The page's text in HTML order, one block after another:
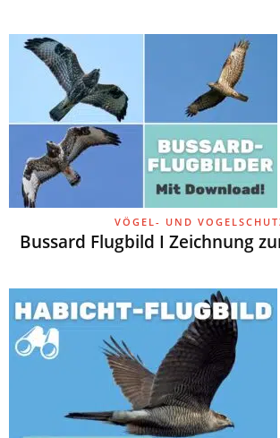
VÖGEL- UND
Bussard Flugbild I Zeichnung